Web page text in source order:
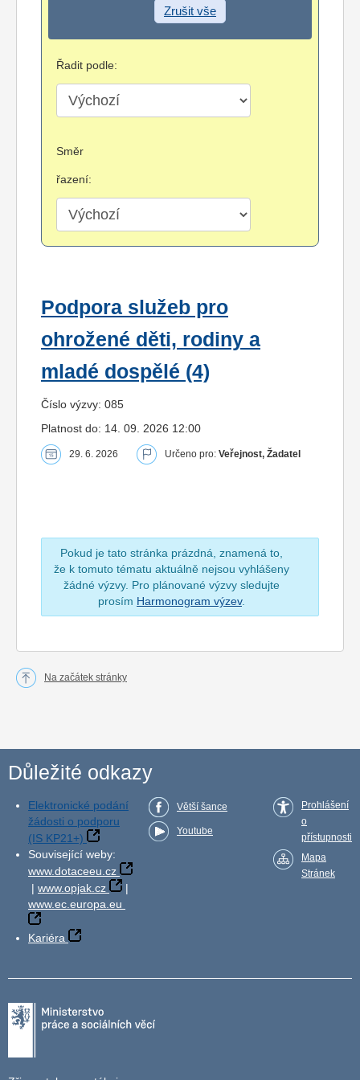
Zrušit vše
Řadit podle:
Směr
řazení:
Podpora služeb pro
ohrožené děti, rodiny a
mladé dospělé (4)
Číslo výzvy: 085
Platnost do: 14. 09. 2026 12:00
29. 6. 2026 Určeno pro: Veřejnost, Žadatel
Pokud je tato stránka prázdná, znamená to,
že k tomuto tématu aktuálně nejsou vyhlášeny
žádné výzvy. Pro plánované výzvy sledujte
prosím Harmonogram výzev.
Na začátek stránky
Důležité odkazy
Elektronické podání
žádosti o podporu
(IS KP21+)
Související weby:
www.dotaceeu.cz
| www.opjak.cz
|
www.ec.europa.eu
Kariéra
Větší šance
Youtube
Prohlášení
o
přístupnosti
Mapa
Stránek